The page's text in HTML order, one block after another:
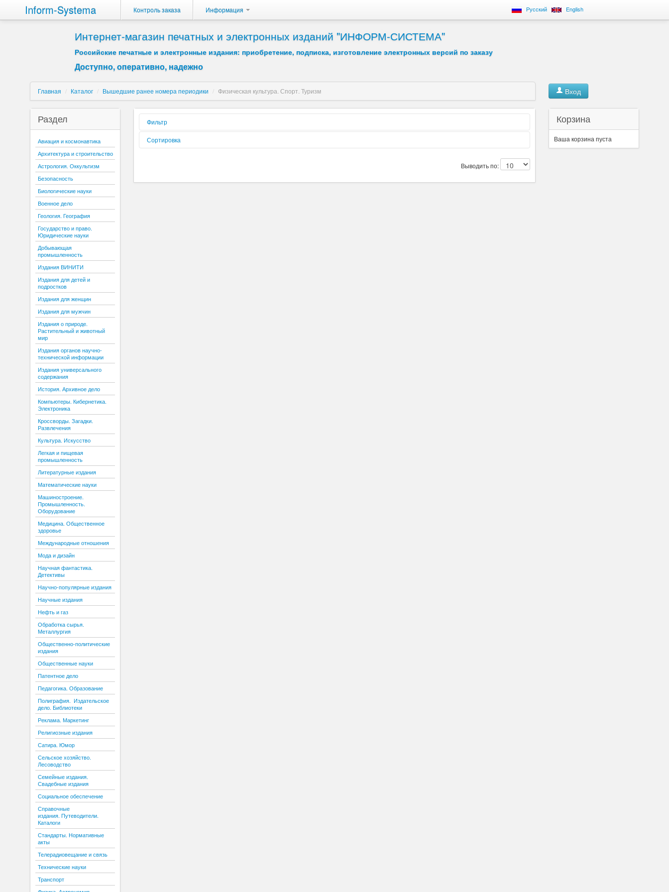
Inform-Systema Контроль заказа Информация Русский English
Интернет-магазин печатных и электронных изданий "ИНФОРМ-СИСТЕМА"
Российские печатные и электронные издания: приобретение, подписка, изготовление электронных версий по заказу
Доступно, оперативно, надежно
Главная / Каталог / Вышедшие ранее номера периодики / Физическая культура. Спорт. Туризм Вход
Раздел
Авиация и космонавтика
Архитектура и строительство
Астрология. Оккультизм
Безопасность
Биологические науки
Военное дело
Геология. География
Государство и право.
Юридические науки
Добывающая
промышленность
Издания ВИНИТИ
Издания для детей и
подростков
Издания для женщин
Издания для мужчин
Издания о природе.
Растительный и животный
мир
Издания органов научно-
технической информации
Издания универсального
содержания
История. Архивное дело
Компьютеры. Кибернетика.
Электроника
Кроссворды. Загадки.
Развлечения
Культура. Искусство
Легкая и пищевая
промышленность
Литературные издания
Математические науки
Машиностроение.
Промышленность.
Оборудование
Медицина. Общественное
здоровье
Международные отношения
Мода и дизайн
Научная фантастика.
Детективы
Научно-популярные издания
Научные издания
Нефть и газ
Обработка сырья.
Металлургия
Общественно-политические
издания
Общественные науки
Патентное дело
Педагогика. Образование
Полиграфия. Издательское
дело. Библиотеки
Реклама. Маркетинг
Религиозные издания
Сатира. Юмор
Сельское хозяйство.
Лесоводство
Семейные издания.
Свадебные издания
Социальное обеспечение
Справочные
издания. Путеводители.
Каталоги
Стандарты. Нормативные
акты
Телерадиовещание и связь
Технические науки
Транспорт
Фильтр
Форма реализации:
Сортировка
Выводить по:
Корзина
Ваша корзина пуста